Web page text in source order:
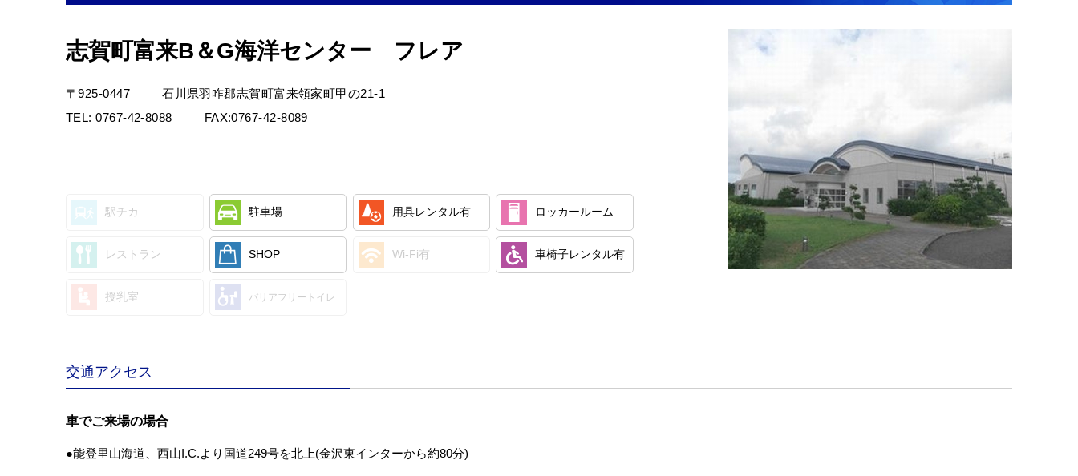
志賀町富来B＆G海洋センター フレア
〒925-0447
石川県羽咋郡志賀町富来領家町甲の21-1
TEL:0767-42-8088 FAX:0767-42-8089
駅チカ 駐車場 用具レンタル有 ロッカールーム
レストラン SHOP Wi-Fi有 車椅子レンタル有
授乳室 バリアフリートイレ
交通アクセス
車でご来場の場合
●能登里山海道、西山I.C.より国道249号を北上(金沢東インターから約80分)